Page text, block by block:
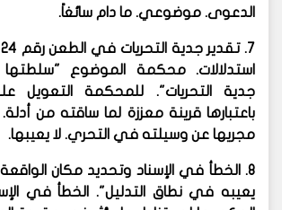
الدعوى. موضوعي. ما دام سائغاً.
7. تقدير جدية التحريات في الطعن رقم 11424 لسنة 89
استدلالات. محكمة الموضوع
جدية التحريات". للمحكمة التعويل
باعتبارها قرينة معززة لما ساقته من
مجريها عن وسيلته في التحري. لا يعيبها.
8. الخطأ في الإسناد وتحديد مكان الواقعة
يعيبه في نطاق التدليل". الخطأ في